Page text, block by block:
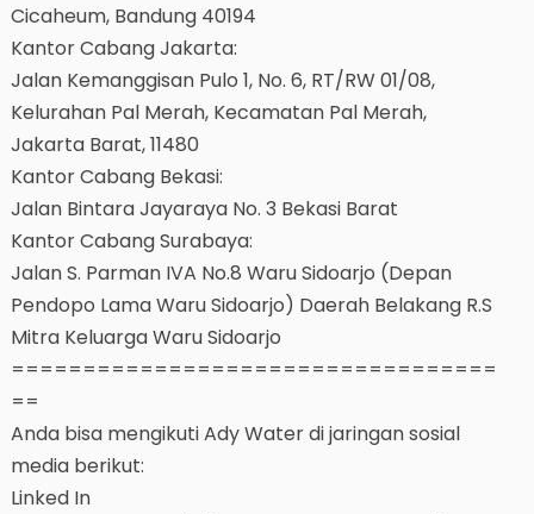
Cicaheum, Bandung 40194
Kantor Cabang Jakarta:
Jalan Kemanggisan Pulo 1, No. 6, RT/RW 01/08,
Kelurahan Pal Merah, Kecamatan Pal Merah,
Jakarta Barat, 11480
Kantor Cabang Bekasi:
Jalan Bintara Jayaraya No. 3 Bekasi Barat
Kantor Cabang Surabaya:
Jalan S. Parman IVA No.8 Waru Sidoarjo (Depan
Pendopo Lama Waru Sidoarjo) Daerah Belakang R.S
Mitra Keluarga Waru Sidoarjo
==================================
==
Anda bisa mengikuti Ady Water di jaringan sosial
media berikut:
Linked In